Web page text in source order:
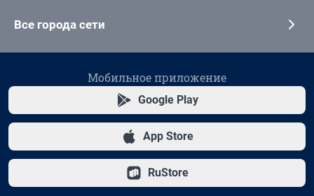
Все города сети
Мобильное приложение
Google Play
App Store
RuStore